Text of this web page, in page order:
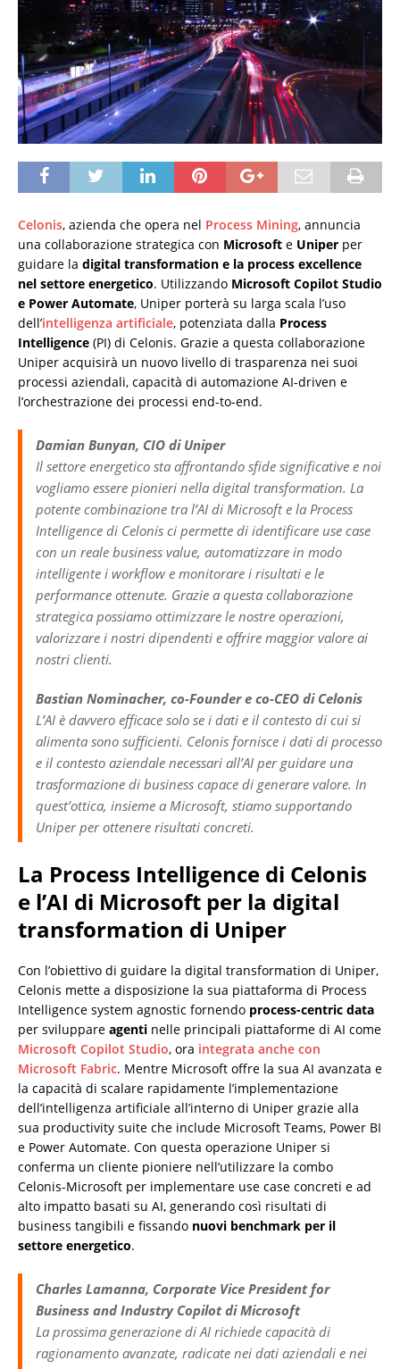
Celonis, azienda che opera nel Process Mining, annuncia
una collaborazione strategica con Microsoft e Uniper per
guidare la digital transformation e la process excellence
nel settore energetico. Utilizzando Microsoft Copilot Studio
e Power Automate, Uniper porterà su larga scala l’uso
dell’intelligenza artificiale, potenziata dalla Process
Intelligence (PI) di Celonis. Grazie a questa collaborazione
Uniper acquisirà un nuovo livello di trasparenza nei suoi
processi aziendali, capacità di automazione AI-driven e
l’orchestrazione dei processi end-to-end.
Damian Bunyan, CIO di Uniper
Il settore energetico sta affrontando sfide significative e noi
vogliamo essere pionieri nella digital transformation. La
potente combinazione tra l’AI di Microsoft e la Process
Intelligence di Celonis ci permette di identificare use case
con un reale business value, automatizzare in modo
intelligente i workflow e monitorare i risultati e le
performance ottenute. Grazie a questa collaborazione
strategica possiamo ottimizzare le nostre operazioni,
valorizzare i nostri dipendenti e offrire maggior valore ai
nostri clienti.
Bastian Nominacher, co-Founder e co-CEO di Celonis
L’AI è davvero efficace solo se i dati e il contesto di cui si
alimenta sono sufficienti. Celonis fornisce i dati di processo
e il contesto aziendale necessari all’AI per guidare una
trasformazione di business capace di generare valore. In
quest’ottica, insieme a Microsoft, stiamo supportando
Uniper per ottenere risultati concreti.
La Process Intelligence di Celonis
e l’AI di Microsoft per la digital
transformation di Uniper
Con l’obiettivo di guidare la digital transformation di Uniper,
Celonis mette a disposizione la sua piattaforma di Process
Intelligence system agnostic fornendo process-centric data
per sviluppare agenti nelle principali piattaforme di AI come
Microsoft Copilot Studio, ora integrata anche con
Microsoft Fabric. Mentre Microsoft offre la sua AI avanzata e
la capacità di scalare rapidamente l’implementazione
dell’intelligenza artificiale all’interno di Uniper grazie alla
sua productivity suite che include Microsoft Teams, Power BI
e Power Automate. Con questa operazione Uniper si
conferma un cliente pioniere nell’utilizzare la combo
Celonis-Microsoft per implementare use case concreti e ad
alto impatto basati su AI, generando così risultati di
business tangibili e fissando nuovi benchmark per il
settore energetico.
Charles Lamanna, Corporate Vice President for
Business and Industry Copilot di Microsoft
La prossima generazione di AI richiede capacità di
ragionamento avanzate, radicate nei dati aziendali e nei